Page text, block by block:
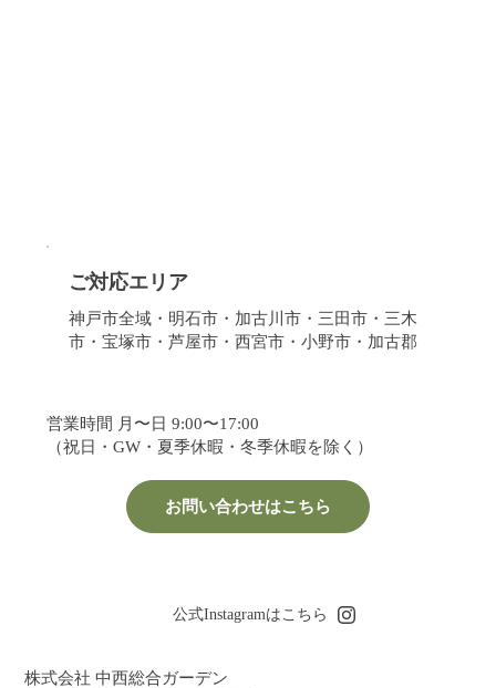
神戸市全域・明石市・加古川市・三田市・三木
市・宝塚市・芦屋市・西宮市・小野市・加古郡
ご対応エリア
営業時間 月〜日 9:00〜17:00
（祝日・GW・夏季休暇・冬季休暇を除く）
お問い合わせはこちら
公式Instagramはこちら
​株式会社 中西総合ガーデン